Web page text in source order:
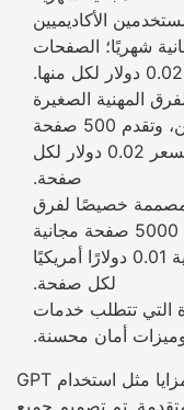
الأكاديميين
200 صفحة مجانية شهريًا؛ الصفحات
للفرق المهنية الصغيرة
التي يصل عددها إلى ثلاثة مستخدمين، وتقدم 500 صفحة
مجانية شهريًا؛ صفحات إضافية بسعر 0.02 دولار لكل
صفحة.
مصممة خصيصًا لفرق
يصل عدد أفرادها إلى 10 أعضاء، مع 5000 صفحة مجانية
شهريًا؛ تبلغ تكلفة الصفحات الإضافية 0.01 دولارًا أمريكيًا
لكل صفحة.
التي تتطلب خدمات
أمان محسنة.
تتضمن الخطط ذات المستوى الأعلى مزايا مثل استخدام GPT